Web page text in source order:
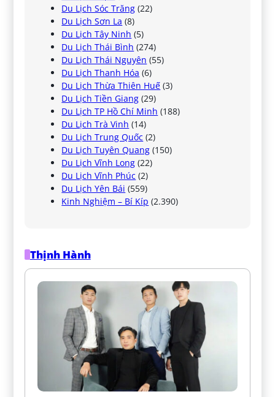
Du Lịch Sóc Trăng (22)
Du Lịch Sơn La (8)
Du Lịch Tây Ninh (5)
Du Lịch Thái Bình (274)
Du Lịch Thái Nguyên (55)
Du Lịch Thanh Hóa (6)
Du Lịch Thừa Thiên Huế (3)
Du Lịch Tiền Giang (29)
Du Lịch TP Hồ Chí Minh (188)
Du Lịch Trà Vinh (14)
Du Lịch Trung Quốc (2)
Du Lịch Tuyên Quang (150)
Du Lịch Vĩnh Long (22)
Du Lịch Vĩnh Phúc (2)
Du Lịch Yên Bái (559)
Kinh Nghiệm – Bí Kíp (2.390)
Thịnh Hành